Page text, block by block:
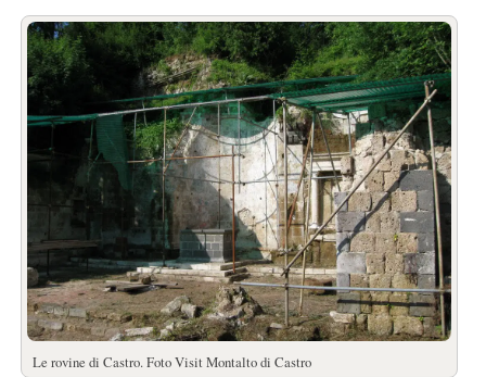
Le rovine di Castro. Foto Visit Montalto di Castro